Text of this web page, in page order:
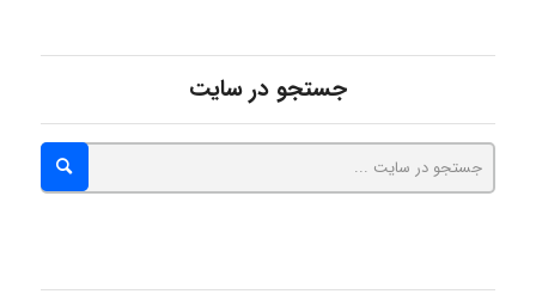
جستجو در سایت